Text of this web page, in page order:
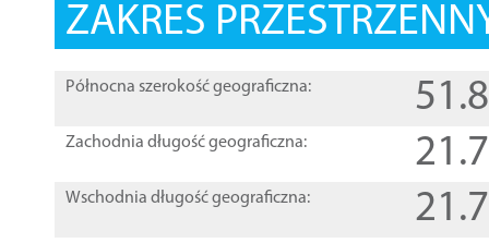
ZAKRES
Północna szerokość geograficzna:
Zachodnia długość geograficzna:
Wschodnia długość geograficzna: